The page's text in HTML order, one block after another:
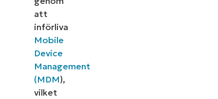
att
införliva
Mobile
Device
Management
(MDM),
vilket